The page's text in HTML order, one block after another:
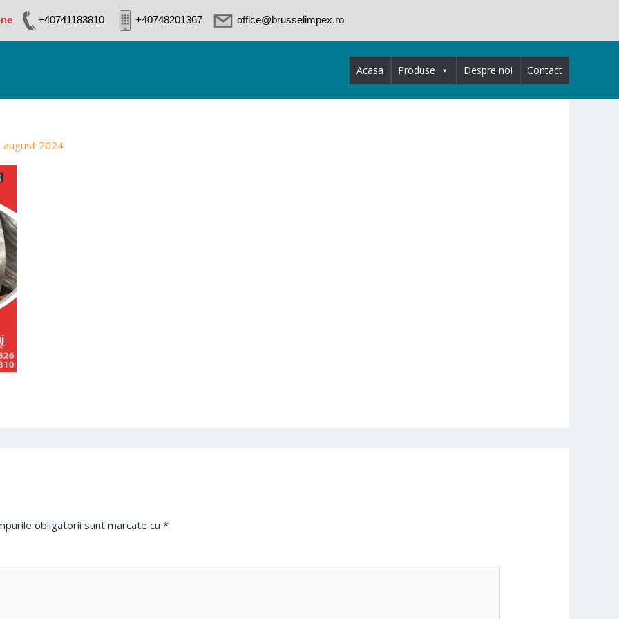
+40741183810 +40748201367 office@brusselimpex.ro
Acasa Produse Despre noi Contact
august 2024
obligatorii sunt marcate cu*